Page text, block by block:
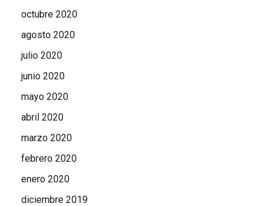
octubre 2020
agosto 2020
julio 2020
junio 2020
mayo 2020
abril 2020
marzo 2020
febrero 2020
enero 2020
diciembre 2019